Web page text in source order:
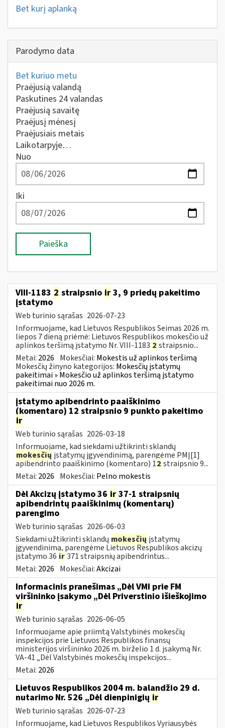
Bet kurį aplanką
Parodymo data
Bet kuriuo metu
Praėjusią valandą
Paskutines 24 valandas
Praėjusią savaitę
Praėjusį mėnesį
Praėjusiais metais
Laikotarpyje…
Nuo
Iki
Paieška
VIII-1183 2 straipsnio ir 3, 9 priedų pakeitimo
įstatymo
Web turinio sąrašas 2026-07-23
Informuojame, kad Lietuvos Respublikos Seimas 2026 m.
liepos 7 dieną priėmė: Lietuvos Respublikos mokesčio už
aplinkos teršimą įstatymo Nr. VIII-1183 2 straipsnio...
Metai: 2026 Mokesčiai: Mokestis už aplinkos teršimą
Mokesčių žinyno kategorijos: Mokesčių įstatymų
pakeitimai » Mokesčio už aplinkos teršimą įstatymo
pakeitimai nuo 2026 m.
įstatymo apibendrinto paaiškinimo
(komentaro) 12 straipsnio 9 punkto pakeitimo
ir
Web turinio sąrašas 2026-03-18
Informuojame, kad siekdami užtikrinti sklandų
mokesčių įstatymų įgyvendinimą, parengėme PMĮ[1]
apibendrinto paaiškinimo (komentaro) 12 straipsnio 9...
Metai: 2026 Mokesčiai: Pelno mokestis
Dėl Akcizų įstatymo 36 ir 37-1 straipsnių
apibendrintų paaiškinimų (komentarų)
parengimo
Web turinio sąrašas 2026-06-03
Siekdami užtikrinti sklandų mokesčių įstatymų
įgyvendinimą, parengėme Lietuvos Respublikos akcizų
įstatymo 36 ir371 straipsnių apibendrintus...
Metai: 2026 Mokesčiai:Akcizai
Informacinis pranešimas „Dėl VMI prie FM
viršininko įsakymo „Dėl Priverstinio išieškojimo
ir
Web turinio sąrašas 2026-06-05
Informuojame apie priimtą Valstybinės mokesčių
inspekcijos prie Lietuvos Respublikos finansų
ministerijos viršininko 2026 m. birželio 1 d. įsakymą Nr.
VA-41 „Dėl Valstybinės mokesčių inspekcijos...
Metai: 2026
Lietuvos Respublikos 2004 m. balandžio 29 d.
nutarimo Nr. 526 „Dėl dienpinigių ir
Web turinio sąrašas 2026-07-23
Informuojame, kad Lietuvos Respublikos Vyriausybės